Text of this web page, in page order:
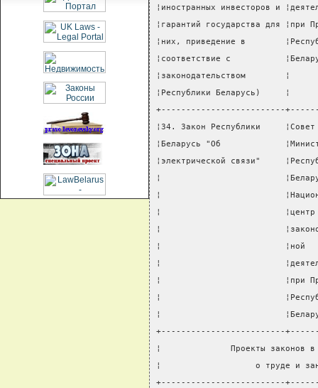
¦иностранных инвесторов
¦гарантий государства
¦них, приведение в
¦соответствие с
¦законодательством
¦Республики Беларусь)
+-------------------------
¦34. Закон Республики
¦Беларусь "Об
¦электрической связи"
¦
¦
¦
¦
¦
¦
¦                         ¦при
¦
¦
+-------------------------
¦              Проекты законов
¦                   о труде и
+-------------------------